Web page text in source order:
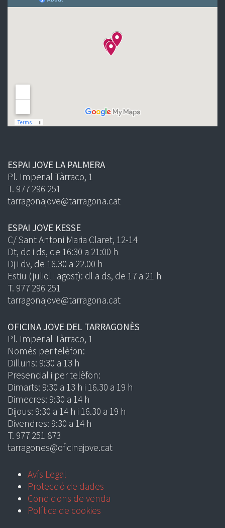
ESPAI JOVE LA PALMERA
Pl. Imperial Tàrraco, 1
T. 977 296 251
tarragonajove@tarragona.cat
ESPAI JOVE KESSE
C/ Sant Antoni Maria Claret, 12-14
Dt, dc i ds, de 16:30 a 21:00 h
Dj i dv, de 16.30 a 22.00 h
Estiu (juliol i agost): dl a ds, de 17 a 21 h
T. 977 296 251
tarragonajove@tarragona.cat
OFICINA JOVE DEL TARRAGONÈS
Pl. Imperial Tàrraco, 1
Només per telèfon:
Dilluns: 9:30 a 13 h
Presencial i per telèfon:
Dimarts: 9:30 a 13 h i 16.30 a 19 h
Dimecres: 9:30 a 14 h
Dijous: 9:30 a 14 h i 16.30 a 19 h
Divendres: 9:30 a 14 h
T. 977 251 873
tarragones@oficinajove.cat
Avís Legal
Protecció de dades
Condicions de venda
Política de cookies